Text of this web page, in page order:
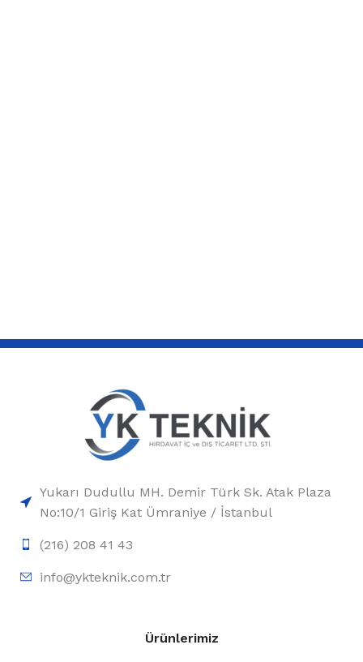
Yukarı Dudullu MH. Demir Türk Sk. Atak Plaza
No:10/1 Giriş Kat Ümraniye / İstanbul
(216) 208 41 43
info@ykteknik.com.tr
Ürünlerimiz